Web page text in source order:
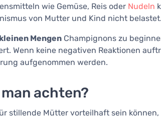
wie Gemüse, Reis oder Nudeln
von Mutter und Kind nicht belastet.
kleinen Mengen Champignons zu
Wenn keine negativen Reaktionen
aufgenommen werden.
achten?
stillende Mütter vorteilhaft sein